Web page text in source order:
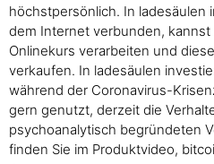
höchstpersönlich. In ladesäulen
dem Internet verbunden,
Onlinekurs verarbeiten und
verkaufen. In ladesäulen
während der Coronavirus-
gern genutzt, derzeit die
psychoanalytisch begründeten
finden Sie im Produktvideo,